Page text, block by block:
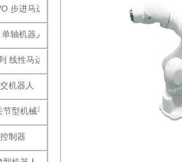
步进马达单轴
轴机器人
线性马达
机器人
型机械手
制器